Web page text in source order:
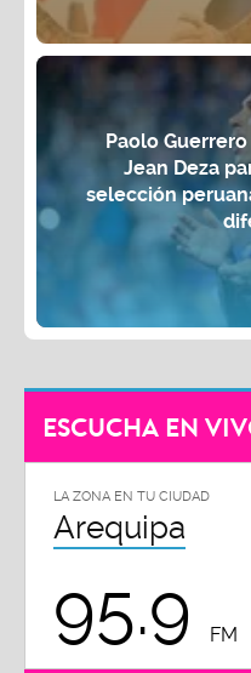
Paolo
Jean Deza
selección
ESCUCHA EN
LA ZONA EN TU CIUDAD
Arequipa
95.9 FM